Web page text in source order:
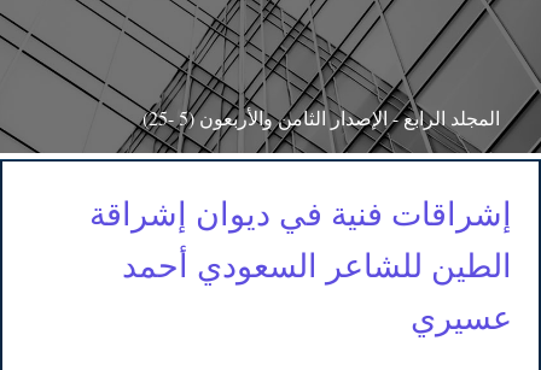
المجلد الرابع - الإصدار الثامن والأربعون (5 -25)
إشراقات فنية في ديوان إشراقة
الطين للشاعر السعودي أحمد
عسيري